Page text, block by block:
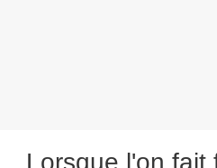
Lorsque l'on fait